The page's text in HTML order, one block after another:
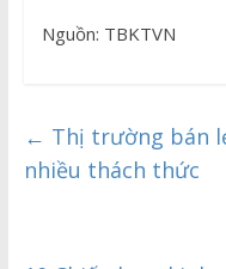
Nguồn: TBKTVN
← Thị trường bán
nhiều thách thức